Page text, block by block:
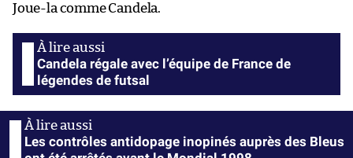
Joue-la comme Candela.
Candela régale avec l’équipe de France de
légendes de futsal
Les contrôles antidopage inopinés auprès des Bleus